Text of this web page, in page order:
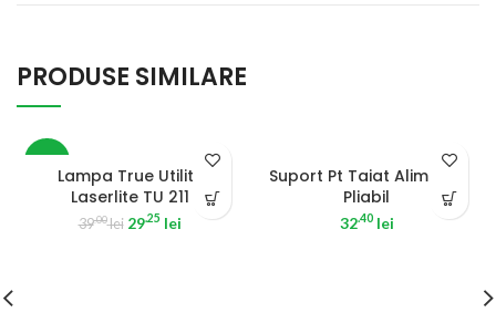
PRODUSE SIMILARE
Lampa True Utility
Laserlite TU 211
39.00lei 29.25 lei
Suport Pt Taiat Alimente
Pliabil
32.40 lei